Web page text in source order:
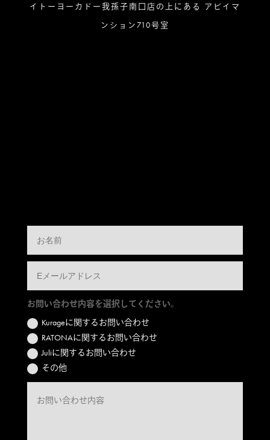
イトーヨーカドー我孫子南口店の上にある アビイマ
ンション710号室
お問い合わせ内容を選択してください。
Kurageに関するお問い合わせ
RATONAに関するお問い合わせ
Juliに関するお問い合わせ
その他